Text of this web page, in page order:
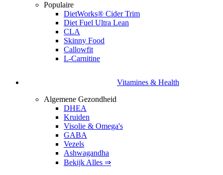
Populaire
DietWorks® Cider Trim
Diet Fuel Ultra Lean
CLA
Skinny Food
Callowfit
L-Carnitine
Vitamines & Health
Algemene Gezondheid
DHEA
Kruiden
Visolie & Omega's
GABA
Vezels
Ashwagandha
Bekijk Alles ⇒